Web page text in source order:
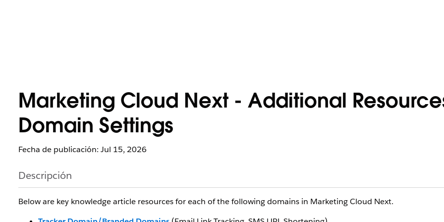
Marketing Cloud Next - Additional
Domain Settings
Fecha de publicación: Jul 15, 2026
Descripción
Below are key knowledge article resources for each of the following domains in Marketing Cloud Next.